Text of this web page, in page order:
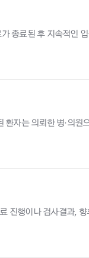
종료된 후 지속적인
환자는 의뢰한 병·의원
진행이나 검사결과,